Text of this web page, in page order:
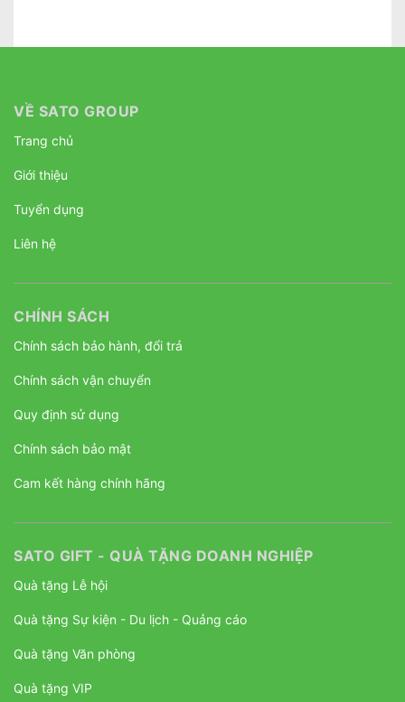
VỀ SATO GROUP
Trang chủ
Giới thiệu
Tuyển dụng
Liên hệ
CHÍNH SÁCH
Chính sách bảo hành, đổi trả
Chính sách vận chuyển
Quy định sử dụng
Chính sách bảo mật
Cam kết hàng chính hãng
SATO GIFT - QUÀ TẶNG DOANH NGHIỆP
Quà tặng Lễ hội
Quà tặng Sự kiện - Du lịch - Quảng cáo
Quà tặng Văn phòng
Quà tặng VIP